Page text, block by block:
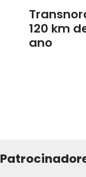
120 km
ano